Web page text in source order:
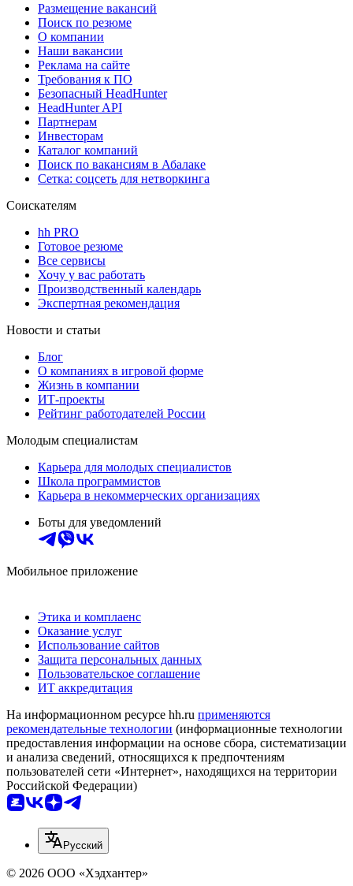
Размещение вакансий
Поиск по резюме
О компании
Наши вакансии
Реклама на сайте
Требования к ПО
Безопасный HeadHunter
HeadHunter API
Партнерам
Инвесторам
Каталог компаний
Поиск по вакансиям в Абалаке
Сетка: соцсеть для нетворкинга
Соискателям
hh PRO
Готовое резюме
Все сервисы
Хочу у вас работать
Производственный календарь
Экспертная рекомендация
Новости и статьи
Блог
О компаниях в игровой форме
Жизнь в компании
ИТ-проекты
Рейтинг работодателей России
Молодым специалистам
Карьера для молодых специалистов
Школа программистов
Карьера в некоммерческих организациях
Боты для уведомлений
Мобильное приложение
Этика и комплаенс
Оказание услуг
Использование сайтов
Защита персональных данных
Пользовательское соглашение
ИТ аккредитация
На информационном ресурсе hh.ru применяются
рекомендательные технологии (информационные технологии
предоставления информации на основе сбора, систематизации
и анализа сведений, относящихся к предпочтениям
пользователей сети «Интернет», находящихся на территории
Российской Федерации)
Русский
© 2026 ООО «Хэдхантер»